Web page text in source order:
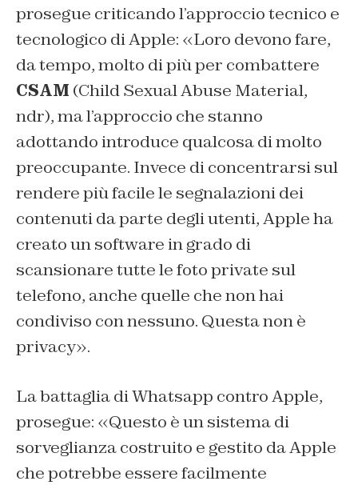
prosegue criticando l’approccio tecnico e
tecnologico di Apple: «Loro devono fare,
da tempo, molto di più per combattere
CSAM (Child Sexual Abuse Material,
ndr), ma l’approccio che stanno
adottando introduce qualcosa di molto
preoccupante. Invece di concentrarsi sul
rendere più facile le segnalazioni dei
contenuti da parte degli utenti, Apple ha
creato un software in grado di
scansionare tutte le foto private sul
telefono, anche quelle che non hai
condiviso con nessuno. Questa non è
privacy».
La battaglia di Whatsapp contro Apple,
prosegue: «Questo è un sistema di
sorveglianza costruito e gestito da Apple
che potrebbe essere facilmente